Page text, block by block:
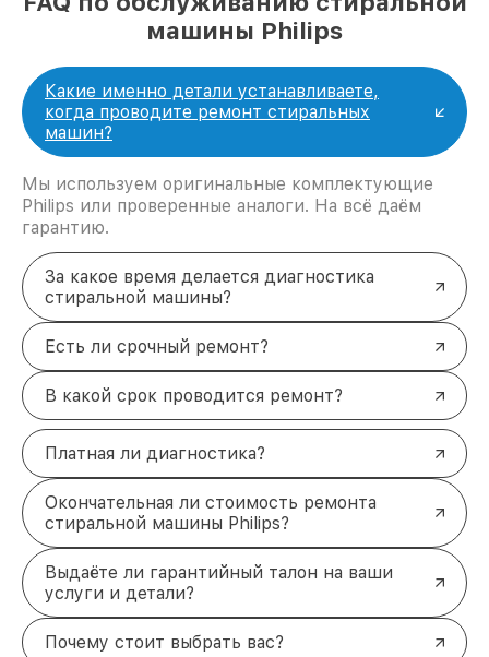
машины Philips
Какие именно детали устанавливаете,
когда проводите ремонт стиральных
машин?
Мы используем оригинальные комплектующие
Philips или проверенные аналоги. На всё даём
гарантию.
За какое время делается диагностика
стиральной машины?
Есть ли срочный ремонт?
В какой срок проводится ремонт?
Платная ли диагностика?
Окончательная ли стоимость ремонта
стиральной машины Philips?
Выдаёте ли гарантийный талон на ваши
услуги и детали?
Почему стоит выбрать вас?